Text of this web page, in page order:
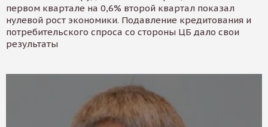
первом квартале на 0,6% второй квартал показал
нулевой рост экономики. Подавление кредитования и
потребительского спроса со стороны ЦБ дало свои
результаты